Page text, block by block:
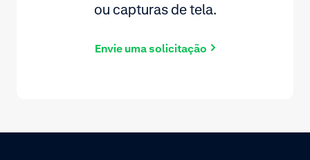
ou capturas de tela.
Envie uma solicitação